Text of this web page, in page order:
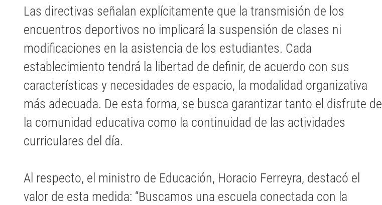
Las directivas señalan explícitamente que la transmisión de los
encuentros deportivos no implicará la suspensión de clases ni
modificaciones en la asistencia de los estudiantes. Cada
establecimiento tendrá la libertad de definir, de acuerdo con sus
características y necesidades de espacio, la modalidad organizativa
más adecuada. De esta forma, se busca garantizar tanto el disfrute de
la comunidad educativa como la continuidad de las actividades
curriculares del día.
Al respecto, el ministro de Educación, Horacio Ferreyra, destacó el
valor de esta medida: “Buscamos una escuela conectada con la